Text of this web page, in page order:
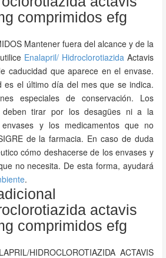
comprimidos efg
Mantener fuera del alcance y de la
Enalapril/ HidroclorotiazidaActavis
caducidad que aparece en el envase.
es el último día del mes que se indica.
especiales de conservación. Los
tirar por los desagües ni a la
y los medicamentos que no
de la farmacia. En caso de duda
cómo deshacerse de los envases y
no necesita. De esta forma, ayudará
.
actavis
comprimidos efg
HIDROCLOROTIAZIDA ACTAVIS